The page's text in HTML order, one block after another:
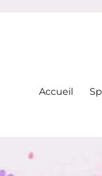
Accueil